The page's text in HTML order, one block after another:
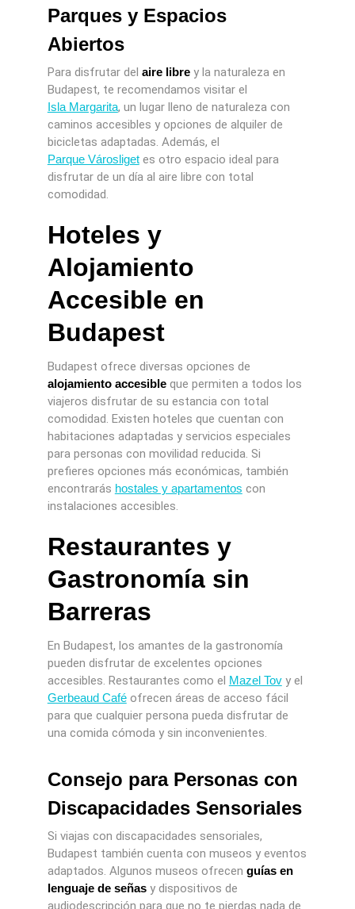
Parques y Espacios
Abiertos
Para disfrutar del aire librey la naturaleza en
Budapest, te recomendamos visitar el
Isla Margarita, un lugar lleno de naturaleza con
caminos accesibles y opciones de alquiler de
bicicletas adaptadas. Además, el
Parque Városligetes otro espacio ideal para
disfrutar de un día al aire libre con total
comodidad.
Hoteles y
Alojamiento
Accesible en
Budapest
Budapest ofrece diversas opciones de
alojamiento accesibleque permiten a todos los
viajeros disfrutar de su estancia con total
comodidad. Existen hoteles que cuentan con
habitaciones adaptadas y servicios especiales
para personas con movilidad reducida. Si
prefieres opciones más económicas, también
encontrarás hostales y apartamentos con
instalaciones accesibles.
Restaurantes y
Gastronomía sin
Barreras
En Budapest, los amantes de la gastronomía
pueden disfrutar de excelentes opciones
accesibles. Restaurantes como el Mazel Tovy el
Gerbeaud Caféofrecen áreas de acceso fácil
para que cualquier persona pueda disfrutar de
una comida cómoda y sin inconvenientes.
Consejo para Personas con
Discapacidades Sensoriales
Si viajas con discapacidades sensoriales,
Budapest también cuenta con museos y eventos
adaptados. Algunos museos ofrecen guías en
lenguaje de señasy dispositivos de
audiodescripción para que no te pierdas nada de